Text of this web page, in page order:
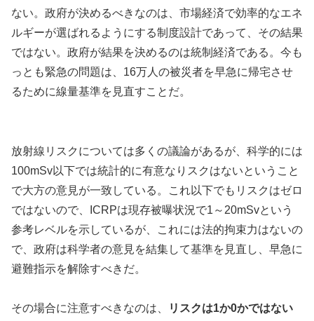
ない。政府が決めるべきなのは、市場経済で効率的なエネ
ルギーが選ばれるようにする制度設計であって、その結果
ではない。政府が結果を決めるのは統制経済である。今も
っとも緊急の問題は、16万人の被災者を早急に帰宅させ
るために線量基準を見直すことだ。
放射線リスクについては多くの議論があるが、科学的には
100mSv以下では統計的に有意なりスクはないということ
で大方の意見が一致している。これ以下でもリスクはゼロ
ではないので、ICRPは現存被曝状況で1～20mSvという
参考レベルを示しているが、これには法的拘束力はないの
で、政府は科学者の意見を結集して基準を見直し、早急に
避難指示を解除すべきだ。
その場合に注意すべきなのは、
リスクは1か0かではない